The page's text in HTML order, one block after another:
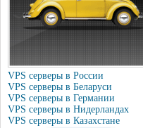
VPS серверы в России
VPS серверы в Беларуси
VPS серверы в Германии
VPS серверы в Нидерландах
VPS серверы в Казахстане